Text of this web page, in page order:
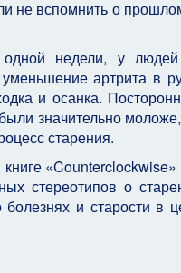
не вспомнить о
недели, у людей
артрита в
и осанка.
значительно
старения.
стереотипов о
и старости в